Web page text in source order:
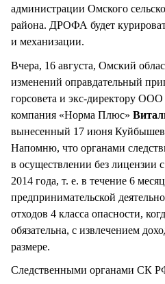
администрации Омского
района. ДРОФА будет
и механизации.
Вчера, 16 августа, Омский
изменений оправдательный
горсовета и экс-директору
компания «Норма Плюс»
вынесенный 17 июня
Напомню, что органами
в осуществлении без лицензии
2014 года, т. е. в течение 6
предпринимательской
отходов 4 класса опасности,
обязательна, с извлечением
размере.
Следственными органами СК